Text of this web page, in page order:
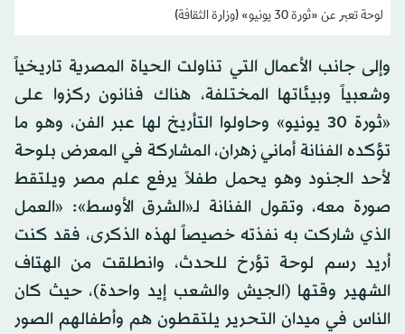
لوحة تعبر عن «ثورة 30 يونيو» (وزارة الثقافة)
وإلى جانب الأعمال التي تناولت الحياة المصرية تاريخياً
وشعبياً وبيئاتها المختلفة، هناك فنانون ركزوا على
«ثورة 30 يونيو» وحاولوا التأريخ لها عبر الفن، وهو ما
تؤكده الفنانة أماني زهران، المشاركة في المعرض بلوحة
لأحد الجنود وهو يحمل طفلاً يرفع علم مصر ويلتقط
صورة معه، وتقول الفنانة لـ«الشرق الأوسط»: «العمل
الذي شاركت به نفذته خصيصاً لهذه الذكرى، فقد كنت
أريد رسم لوحة تؤرخ للحدث، وانطلقت من الهتاف
الشهير وقتها (الجيش والشعب إيد واحدة)، حيث كان
الناس في ميدان التحرير يلتقطون هم وأطفالهم الصور